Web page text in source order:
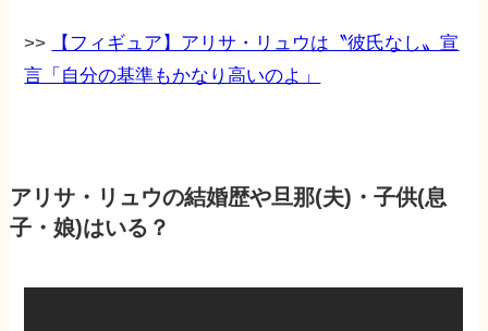
>>
【フィギュア】アリサ・リュウは〝彼氏なし〟宣
言「自分の基準もかなり高いのよ」
アリサ・リュウの結婚歴や旦那(夫)・子供(息
子・娘)はいる？